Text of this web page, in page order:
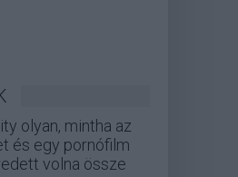
olyan, mintha az
és egy pornófilm
volna össze